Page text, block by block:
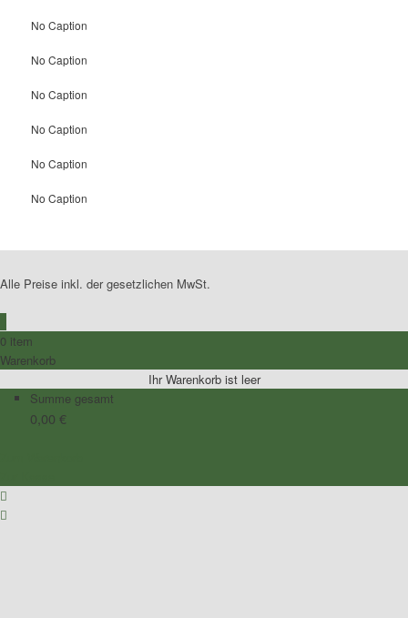
No Caption
No Caption
No Caption
No Caption
No Caption
No Caption
Alle Preise inkl. der gesetzlichen MwSt.
0 item
Warenkorb
Ihr Warenkorb ist leer
Summe gesamt
0,00 €